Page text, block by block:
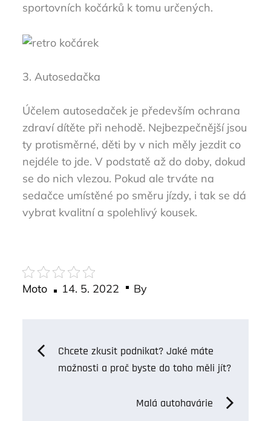
sportovních kočárků k tomu určených.
3. Autosedačka
Účelem autosedaček je především ochrana
zdraví dítěte při nehodě. Nejbezpečnější jsou
ty protisměrné, děti by v nich měly jezdit co
nejdéle to jde. V podstatě až do doby, dokud
se do nich vlezou. Pokud ale trváte na
sedačce umístěné po směru jízdy, i tak se dá
vybrat kvalitní a spolehlivý kousek.
Moto
Posted
14. 5. 2022 By
Navigace
Chcete zkusit podnikat? Jaké máte
možnosti a proč byste do toho měli jít?
Malá autohavárie